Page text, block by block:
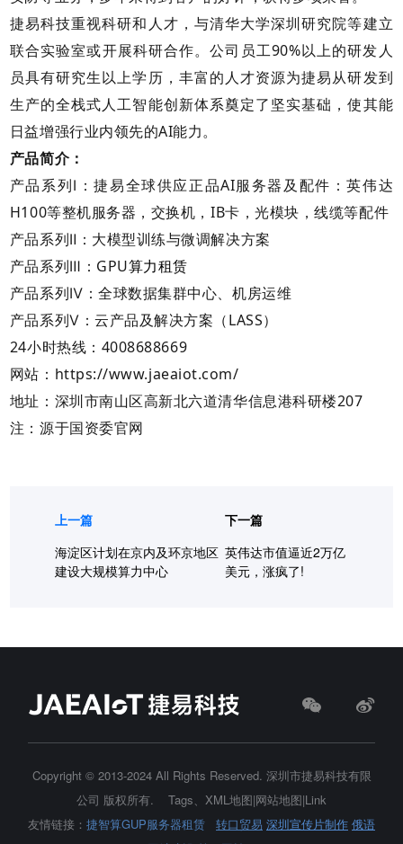
捷易科技重视科研和人才，与清华大学深圳研究院等建立
联合实验室或开展科研合作。公司员工90%以上的研发人
员具有研究生以上学历，丰富的人才资源为捷易从研发到
生产的全栈式人工智能创新体系奠定了坚实基础，使其能
日益增强行业内领先的AI能力。
产品简介：
产品系列Ⅰ：捷易全球供应正品AI服务器及配件：英伟达
H100等整机服务器，交换机，IB卡，光模块，线缆等配件
产品系列Ⅱ：大模型训练与微调解决方案
产品系列Ⅲ：GPU算力租赁
产品系列Ⅳ：全球数据集群中心、机房运维
产品系列Ⅴ：云产品及解决方案（LASS）
24小时热线：4008688669
网站：https://www.jaeaiot.com/
地址：深圳市南山区高新北六道清华信息港科研楼207
注：源于国资委官网
上一篇
海淀区计划在京内及环京地区
建设大规模算力中心
下一篇
英伟达市值逼近2万亿
美元，涨疯了!
Copyright © 2013-2024 All Rights Reserved. 深圳市捷易科技有限
公司 版权所有. Tags XML地图|网站地图|Link
友情链接： 捷智算GUP服务器租赁 转口贸易 深圳宣传片制作 俄语